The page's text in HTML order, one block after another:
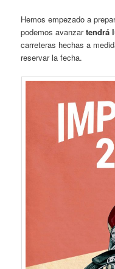
Hemos empezado a
podemos avanzartendrá
carreteras hechas a
reservar la fecha.